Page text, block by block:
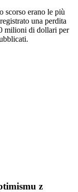
scorso erano le più
una perdita
milioni di dollari per
z